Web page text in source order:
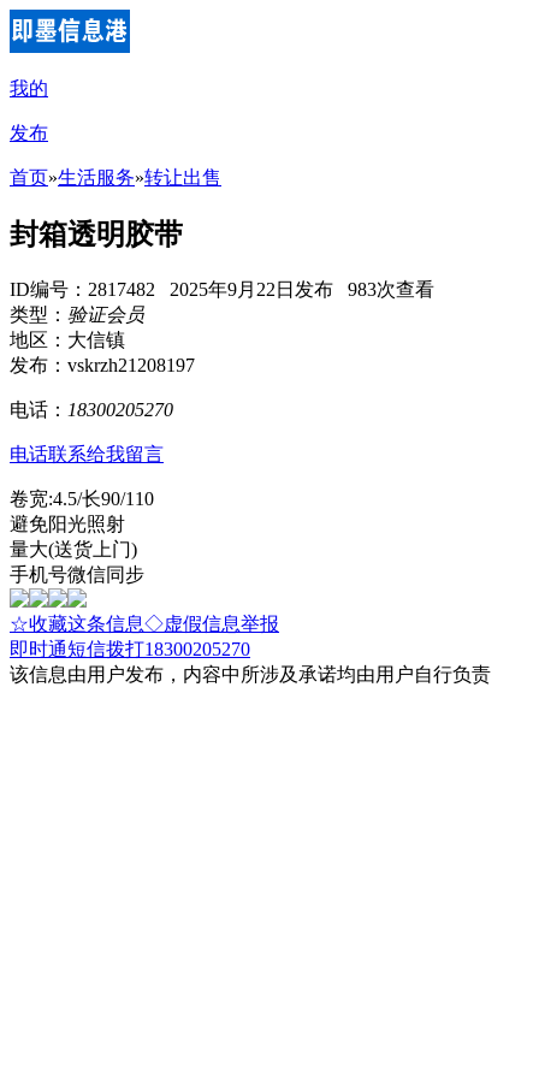
我的
发布
首页»生活服务»转让出售
封箱透明胶带
ID编号：2817482 2025年9月22日发布 983次查看
类型： 验证会员
地区：大信镇
发布：vskrzh21208197
电话： 18300205270
电话联系给我留言
卷宽:4.5/长90/110
避免阳光照射
量大(送货上门)
手机号微信同步
☆收藏这条信息◇虚假信息举报
即时通短信拨打18300205270
该信息由用户发布，内容中所涉及承诺均由用户自行负责